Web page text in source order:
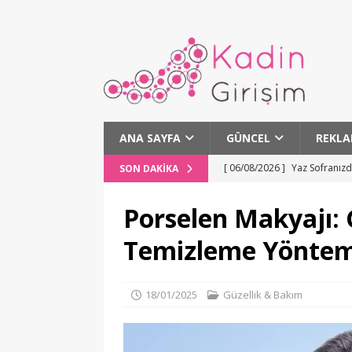
ANA SAYFA GÜNCEL
SON DAKIKA [ 06/08/2026 ] Yaz
[ 06/08/2026 ] Boğazın
[ 06/08/2026 ] Ekin Uzunlar
SANAT
Porselen
Temizleme
18/01/2025 Güzellik & Bakım